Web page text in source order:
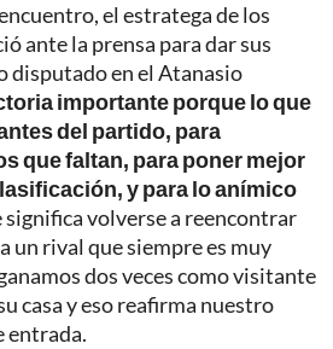
el estratega de los
ante la prensa para dar sus
disputado en el Atanasio
importante porque lo que
del partido, para
que faltan, para poner mejor
y para lo anímico
significa volverse a reencontrar
un rival que siempre es muy
dos veces como visitante
casa y eso reafirma nuestro
entrada.